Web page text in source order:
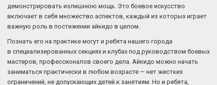
демонстрировать излишнюю мощь. Это боевое искусство
включает в себя множество аспектов, каждый из которых играет
важную роль в постижении айкидо в целом.
Познать его на практике могут и ребята нашего города
в специализированных секциях и клубах под руководством боевых
мастеров, профессионалов своего дела. Айкидо можно начать
заниматься практически в любом возрасте — нет жестких
ограничений, не допускающих детей к занятиям. Но и ребята,